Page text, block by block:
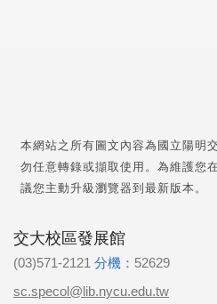
本網站之所有圖文內容為國立陽明
勿任意轉錄或擷取使用。為維護您
議您主動升級瀏覽器到最新版本。
交大校區發展館
(03)571-2121 分機： 52629
sc.specol@lib.nycu.edu.tw